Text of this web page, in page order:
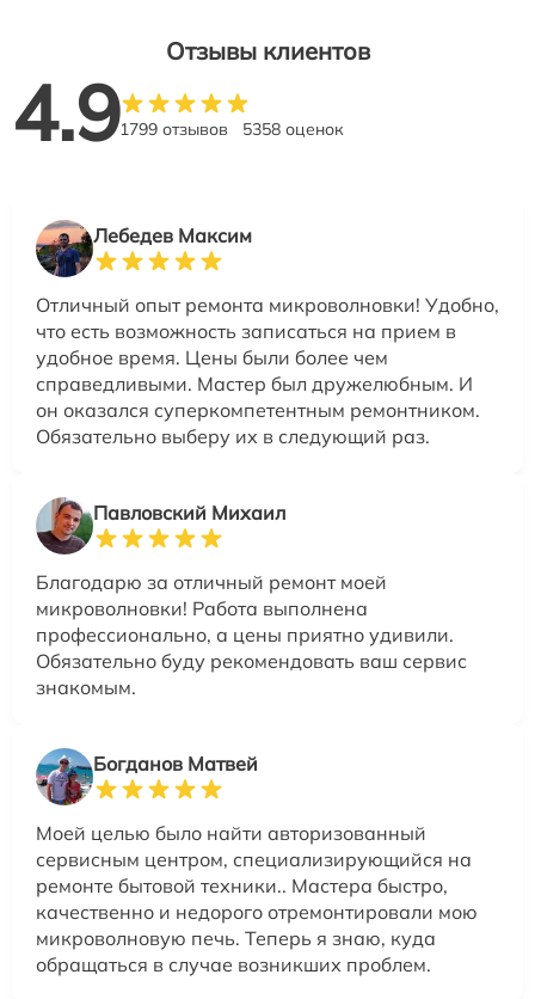
Отзывы клиентов
4.91799 отзывов 5358 оценок
Лебедев Максим
Отличный опыт ремонта микроволновки! Удобно,
что есть возможность записаться на прием в
удобное время. Цены были более чем
справедливыми. Мастер был дружелюбным. И
он оказался суперкомпетентным ремонтником.
Обязательно выберу их в следующий раз.
Павловский Михаил
Благодарю за отличный ремонт моей
микроволновки! Работа выполнена
профессионально, а цены приятно удивили.
Обязательно буду рекомендовать ваш сервис
знакомым.
Богданов Матвей
Моей целью было найти авторизованный
сервисным центром, специализирующийся на
ремонте бытовой техники.. Мастера быстро,
качественно и недорого отремонтировали мою
микроволновую печь. Теперь я знаю, куда
обращаться в случае возникших проблем.